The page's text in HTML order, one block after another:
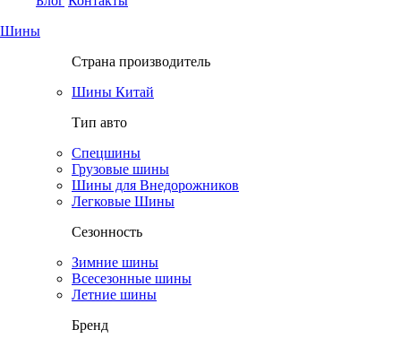
Шины
Страна производитель
Шины Китай
Тип авто
Спецшины
Грузовые шины
Шины для Внедорожников
Легковые Шины
Сезонность
Зимние шины
Всесезонные шины
Летние шины
Бренд